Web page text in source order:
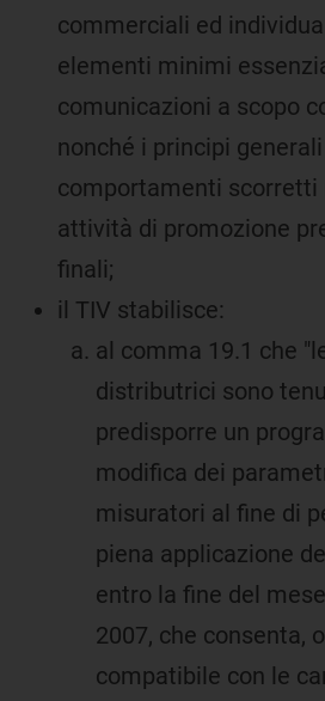
commerciali ed
elementi minimi
comunicazioni a scopo
nonché i principi
comportamenti scorretti
attività di promozione
finali;
il TIV stabilisce:
al comma 19.1 che
distributrici sono
predisporre un
modifica dei
misuratori al fine di
piena applicazione
entro la fine del
2007, che consenta,
compatibile con le